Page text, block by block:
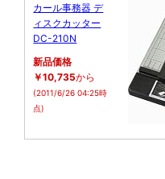
カール事務器 デ
ィスクカッター
DC-210N
新品価格
￥10,735から
(2011/6/26 04:25時
点)